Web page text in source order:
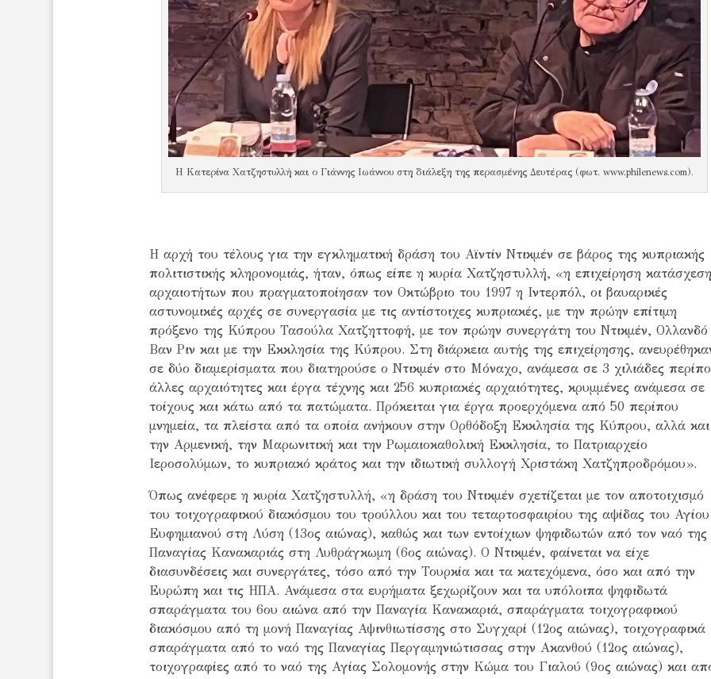
Η Κατερίνα Χατζηστυλλή και ο Γιάννης Ιωάννου στη διάλεξη της περασμένης Δευτέρας (φωτ. www.philenews.com).
Η αρχή του τέλους για την εγκληματική δράση του Αϊντίν Ντικμέν σε βάρος της κυπριακής
πολιτιστικής κληρονομιάς, ήταν, όπως είπε η κυρία Χατζηστυλλή, «η επιχείρηση
αρχαιοτήτων που πραγματοποίησαν τον Οκτώβριο του 1997 η Ιντερπόλ, οι βαυαρικές
αστυνομικές αρχές σε συνεργασία με τις αντίστοιχες κυπριακές, με την πρώην επίτιμη
πρόξενο της Κύπρου Τασούλα Χατζηττοφή, με τον πρώην συνεργάτη του Ντικμέν, Ολλανδό
Βαν Ριν και με την Εκκλησία της Κύπρου. Στη διάρκεια αυτής της επιχείρησης,
σε δύο διαμερίσματα που διατηρούσε ο Ντικμέν στο Μόναχο, ανάμεσα σε 3 χιλιάδες
άλλες αρχαιότητες και έργα τέχνης και 256 κυπριακές αρχαιότητες, κρυμμένες ανάμεσα σε
τοίχους και κάτω από τα πατώματα. Πρόκειται για έργα προερχόμενα από 50 περίπου
μνημεία, τα πλείστα από τα οποία ανήκουν στην Ορθόδοξη Εκκλησία της Κύπρου, αλλά και
την Αρμενική, την Μαρωνιτική και την Ρωμαιοκαθολική Εκκλησία, το Πατριαρχείο
Ιεροσολύμων, το κυπριακό κράτος και την ιδιωτική συλλογή Χριστάκη Χατζηπροδρόμου».
Όπως ανέφερε η κυρία Χατζηστυλλή, «η δράση του Ντικμέν σχετίζεται με τον αποτοιχισμό
του τοιχογραφικού διακόσμου του τρούλλου και του τεταρτοσφαιρίου της αψίδας του Αγίου
Ευφημιανού στη Λύση (13ος αιώνας), καθώς και των εντοίχιων ψηφιδωτών από τον ναό της
Παναγίας Κανακαριάς στη Λυθράγκωμη (6ος αιώνας). Ο Ντικμέν, φαίνεται να είχε
διασυνδέσεις και συνεργάτες, τόσο από την Τουρκία και τα κατεχόμενα, όσο και από την
Ευρώπη και τις ΗΠΑ. Ανάμεσα στα ευρήματα ξεχωρίζουν και τα υπόλοιπα ψηφιδωτά
σπαράγματα του 6ου αιώνα από την Παναγία Κανακαριά, σπαράγματα τοιχογραφικού
διακόσμου από τη μονή Παναγίας Αψινθιωτίσσης στο Συγχαρί (12ος αιώνας), τοιχογραφικά
σπαράγματα από το ναό της Παναγίας Περγαμηνιώτισσας στην Ακανθού (12ος αιώνας),
τοιχογραφίες από το ναό της Αγίας Σολομονής στην Κώμα του Γιαλού (9ος αιώνας) και